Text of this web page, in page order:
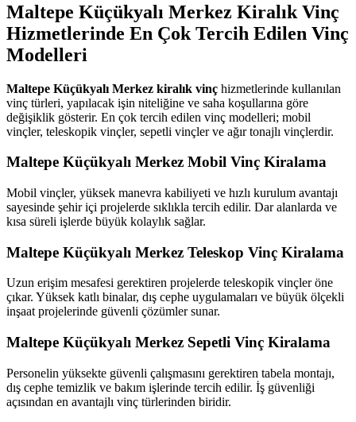
Maltepe Küçükyalı Merkez Kiralık Vinç
Hizmetlerinde En Çok Tercih Edilen Vinç
Modelleri
Maltepe Küçükyalı Merkez kiralık vinç hizmetlerinde kullanılan
vinç türleri, yapılacak işin niteliğine ve saha koşullarına göre
değişiklik gösterir. En çok tercih edilen vinç modelleri; mobil
vinçler, teleskopik vinçler, sepetli vinçler ve ağır tonajlı vinçlerdir.
Maltepe Küçükyalı Merkez Mobil Vinç Kiralama
Mobil vinçler, yüksek manevra kabiliyeti ve hızlı kurulum avantajı
sayesinde şehir içi projelerde sıklıkla tercih edilir. Dar alanlarda ve
kısa süreli işlerde büyük kolaylık sağlar.
Maltepe Küçükyalı Merkez Teleskop Vinç Kiralama
Uzun erişim mesafesi gerektiren projelerde teleskopik vinçler öne
çıkar. Yüksek katlı binalar, dış cephe uygulamaları ve büyük ölçekli
inşaat projelerinde güvenli çözümler sunar.
Maltepe Küçükyalı Merkez Sepetli Vinç Kiralama
Personelin yüksekte güvenli çalışmasını gerektiren tabela montajı,
dış cephe temizlik ve bakım işlerinde tercih edilir. İş güvenliği
açısından en avantajlı vinç türlerinden biridir.